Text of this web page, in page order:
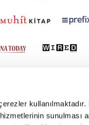
kullanılmaktadır.
sunulması